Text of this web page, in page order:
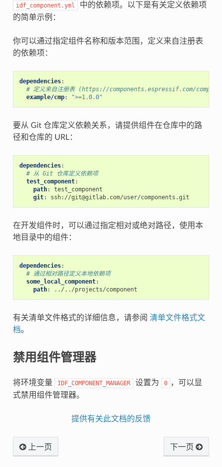
idf_component.yml
中的依赖项。以下是有关定义依赖项
的简单示例：
你可以通过指定组件名称和版本范围，定义来自注册表
的依赖项：
dependencies:
# 定义来自注册表 (https://components.espressif.com/
example/cmp: ">=1.0.0"
要从 Git 仓库定义依赖关系，请提供组件在仓库中的路
径和仓库的 URL：
dependencies:
# 从 Git 仓库定义依赖项
test_component:
path:
test_component
git: ssh://git@gitlab.com/user/components.git
在开发组件时，可以通过指定相对或绝对路径，使用本
地目录中的组件：
dependencies:
# 通过相对路径定义本地依赖项
some_local_component:
path: ../../projects/component
有关清单文件格式的详细信息，请参阅 清单文件格式文
档。
禁用组件管理器
将环境变量 IDF_COMPONENT_MANAGER 设置为 0 ，可以显
式禁用组件管理器。
提供有关此文档的反馈
上一页 下一页